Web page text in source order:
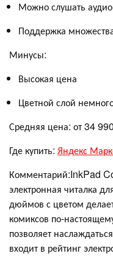
Можно слушать
Поддержка
Минусы:
Высокая цена
Цветной слой
Средняя цена: от 34
Где купить: Яндекс
Комментарий:InkPad
электронная читалка
дюймов с цветом
комиксов по-
позволяет
входит в рейтинг